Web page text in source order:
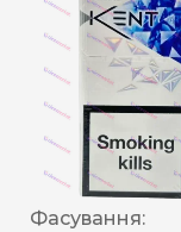
Фасування: